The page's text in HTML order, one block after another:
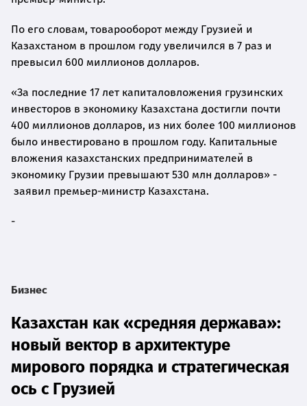
По его словам, товарооборот между Грузией и
Казахстаном в прошлом году увеличился в 7 раз и
превысил 600 миллионов долларов.
«За последние 17 лет капиталовложения грузинских
инвесторов в экономику Казахстана достигли почти
400 миллионов долларов, из них более 100 миллионов
было инвестировано в прошлом году. Капитальные
вложения казахстанских предпринимателей в
экономику Грузии превышают 530 млн долларов» -
заявил премьер-министр Казахстана.
-
Бизнес
Казахстан как «средняя держава»:
новый вектор в архитектуре
мирового порядка и стратегическая
ось с Грузией